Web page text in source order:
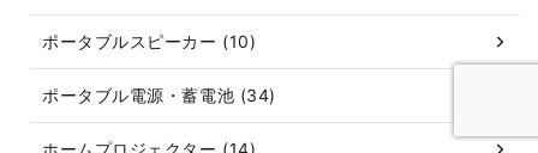
ポータブルスピーカー (10)
ポータブル電源・蓄電池 (34)